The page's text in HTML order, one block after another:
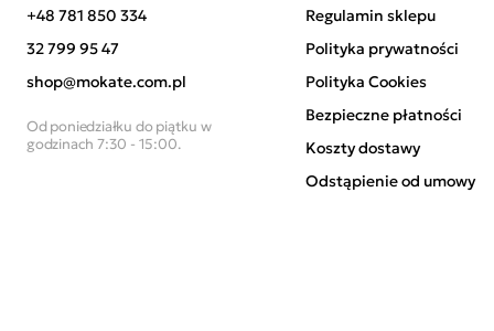
+48 781 850 334
32 799 95 47
shop@mokate.com.pl
Od poniedziałku do piątku w
godzinach 7:30 - 15:00.
Regulamin sklepu
Polityka prywatności
Polityka Cookies
Bezpieczne płatności
Koszty dostawy
Odstąpienie od umowy